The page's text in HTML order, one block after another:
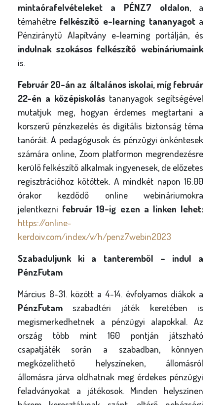
mintaórafelvételeket a PÉNZ7 oldalon, a
témahétre felkészítő e-learning tananyagota
Pénziránytű Alapítvány e-learning portálján, és
indulnak szokásos felkészítő webináriumaink
is.
Február 20-án az általános iskolai, míg február
22-én a középiskolás tananyagok segítségével
mutatjuk meg, hogyan érdemes megtartani a
korszerű pénzkezelés és digitális biztonság téma
tanóráit. A pedagógusok és pénzügyi önkéntesek
számára online, Zoom platformon megrendezésre
kerülő felkészítő alkalmak ingyenesek, de előzetes
regisztrációhoz kötöttek. A mindkét napon 16:00
órakor kezdődő online webináriumokra
jelentkezni február 19-ig ezen a linken lehet:
https://online-
kerdoiv.com/index/v/h/penz7webin2023
Szabaduljunk ki a tanteremből – indul a
PénzFutam
Március 8-31. között a 4-14. évfolyamos diákok a
PénzFutamszabadtéri játék keretében is
megismerkedhetnek a pénzügyi alapokkal. Az
ország több mint 160 pontján játszható
csapatjáték során a szabadban, könnyen
megközelíthető helyszíneken, állomásról
állomásra járva oldhatnak meg érdekes pénzügyi
feladványokat a játékosok. Minden helyszínen